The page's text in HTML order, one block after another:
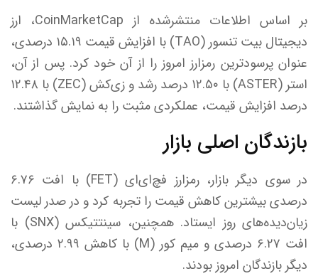
بر اساس اطلاعات منتشرشده از CoinMarketCap، ارز
دیجیتال بیت تنسور (TAO) با افزایش قیمت ۱۵.۱۹ درصدی،
عنوان پرسودترین رمزارز امروز را از آن خود کرد. پس از آن،
استر (ASTER) با ۱۲.۵۰ درصد رشد و زی‌کش (ZEC) با ۱۲.۴۸
درصد افزایش قیمت، عملکردی مثبت را به نمایش گذاشتند.
بازندگان اصلی بازار
در سوی دیگر بازار، رمزارز فچ‌ای‌ای (FET) با افت ۶.۷۶
درصدی بیشترین کاهش قیمت را تجربه کرد و در صدر لیست
زیان‌دیده‌های روز ایستاد. همچنین، سینتتیکس (SNX) با
افت ۶.۲۷ درصدی و میم کور (M) با کاهش ۲.۹۹ درصدی،
دیگر بازندگان امروز بودند.